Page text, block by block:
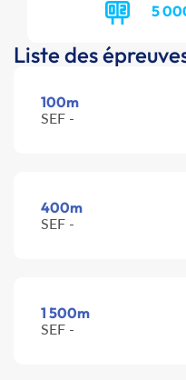
5
Liste des
100m
SEF -
400m
SEF -
1 500m
SEF -